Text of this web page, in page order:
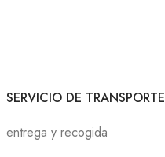
SERVICIO DE TRANSPORTE
entrega y recogida